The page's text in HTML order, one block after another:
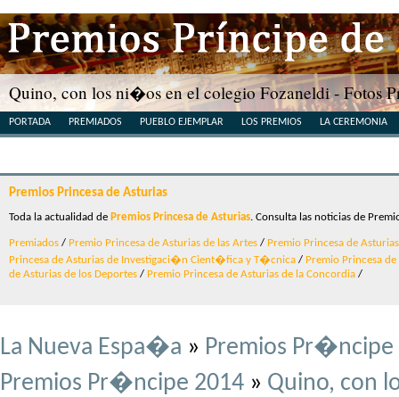
Quino, con los ni�os en el colegio Fozaneldi - Fotos
PORTADA PREMIADOS PUEBLO EJEMPLAR LOS PREMIOS LA CEREMONIA
Premios Princesa de Asturias
Toda la actualidad de Premios Princesa de Asturias. Consulta las noticias de
Premiados / Premio Princesa de Asturias de las Artes / Premio Princesa de
Princesa de Asturias de Investigaci�n Cient�fica y T�cnica / Premio Princesa
de Asturias de los Deportes / Premio Princesa de Asturias de la Concordia /
La Nueva Espa�a » Premios Pr�ncipe
Premios Pr�ncipe 2014 » Quino, con